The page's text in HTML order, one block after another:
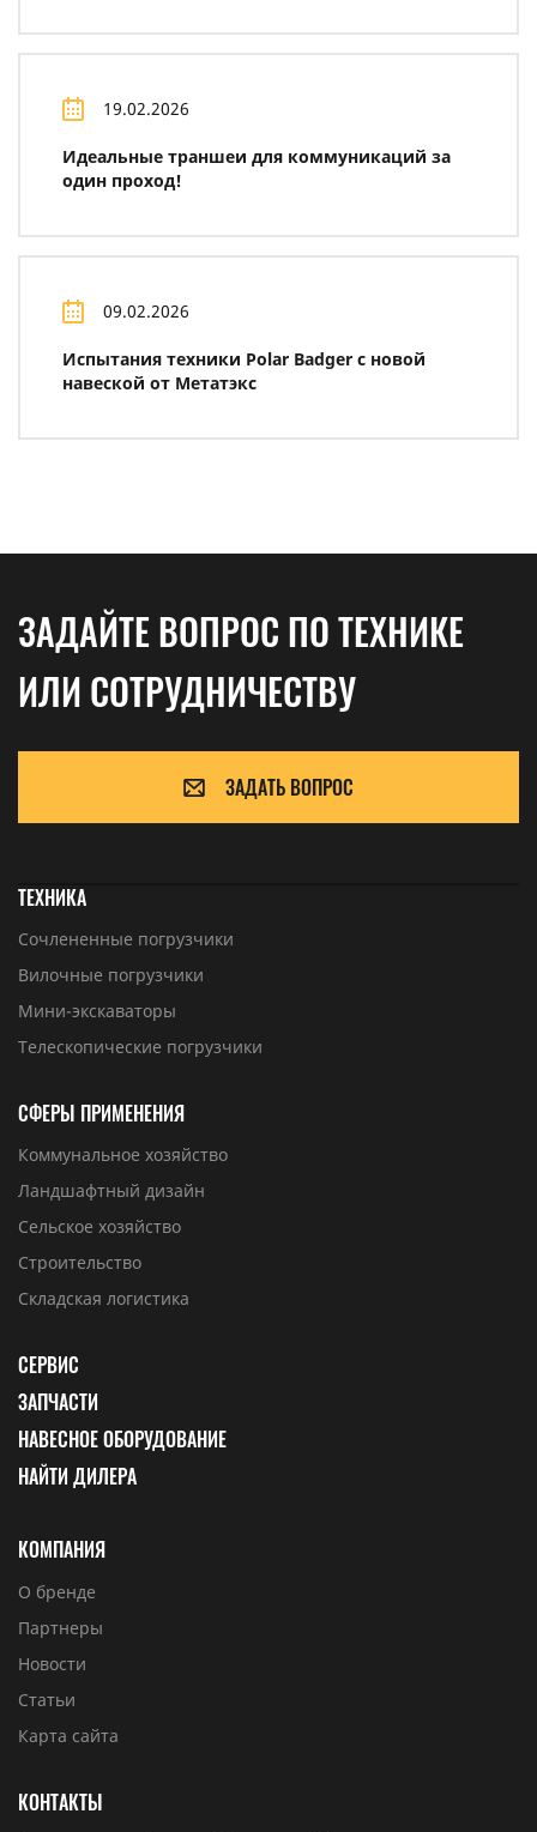
19.02.2026
Идеальные траншеи для коммуникаций за
один проход!
09.02.2026
Испытания техники Polar Badger с новой
навеской от Метатэкс
ЗАДАЙТЕ ВОПРОС ПО ТЕХНИКЕ
ИЛИ СОТРУДНИЧЕСТВУ
ЗАДАТЬ ВОПРОС
ТЕХНИКА
Сочлененные погрузчики
Вилочные погрузчики
Мини-экскаваторы
Телескопические погрузчики
СФЕРЫ ПРИМЕНЕНИЯ
Коммунальное хозяйство
Ландшафтный дизайн
Сельское хозяйство
Строительство
Складская логистика
СЕРВИС
ЗАПЧАСТИ
НАВЕСНОЕ ОБОРУДОВАНИЕ
НАЙТИ ДИЛЕРА
КОМПАНИЯ
О бренде
Партнеры
Новости
Статьи
Карта сайта
КОНТАКТЫ